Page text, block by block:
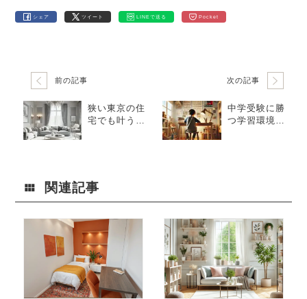
シェア ツイート LINEで送る Pocket
前の記事
狭い東京の住
宅でも叶う！
次の記事
中学受験に勝
つ学習環境―
関連記事